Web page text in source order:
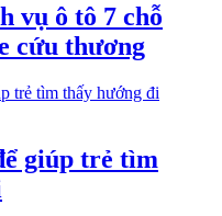
vụ ô tô 7 chỗ
cứu thương
giúp trẻ tìm